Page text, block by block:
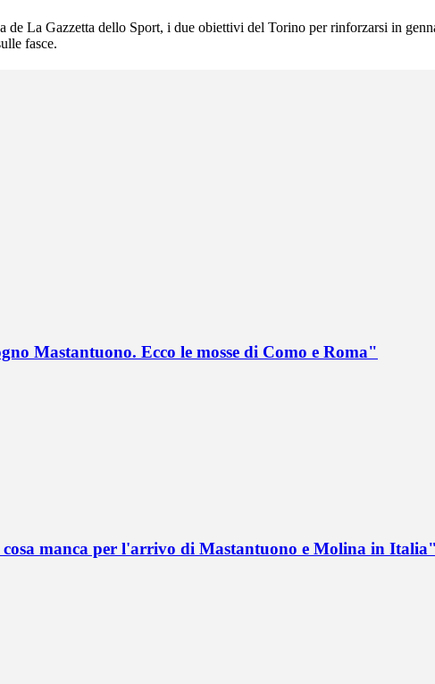
de La Gazzetta dello Sport, i due obiettivi del Torino per rinforzarsi in
fasce.
Mastantuono. Ecco le mosse di Como e Roma"
manca per l'arrivo di Mastantuono e Molina in